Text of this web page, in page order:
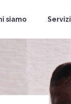
siamo Servizi